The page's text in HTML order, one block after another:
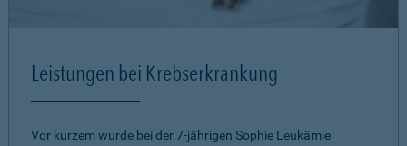
Leistungen bei Krebserkrankung
Vor kurzem wurde bei der 7-jährigen Sophie Leukämie